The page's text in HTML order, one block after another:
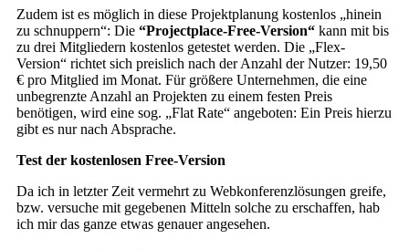
Zudem ist es möglich in diese Projektplanung kostenlos „hinein
zu schnuppern“: Die “Projectplace-Free-Version“kann mit bis
zu drei Mitgliedern kostenlos getestet werden. Die „Flex-
Version“ richtet sich preislich nach der Anzahl der Nutzer: 19,50
€ pro Mitglied im Monat. Für größere Unternehmen, die eine
unbegrenzte Anzahl an Projekten zu einem festen Preis
benötigen, wird eine sog. „Flat Rate“ angeboten: Ein Preis hierzu
gibt es nur nach Absprache.
Test der kostenlosen Free-Version
Da ich in letzter Zeit vermehrt zu Webkonferenzlösungen greife,
bzw. versuche mit gegebenen Mitteln solche zu erschaffen, hab
ich mir das ganze etwas genauer angesehen.